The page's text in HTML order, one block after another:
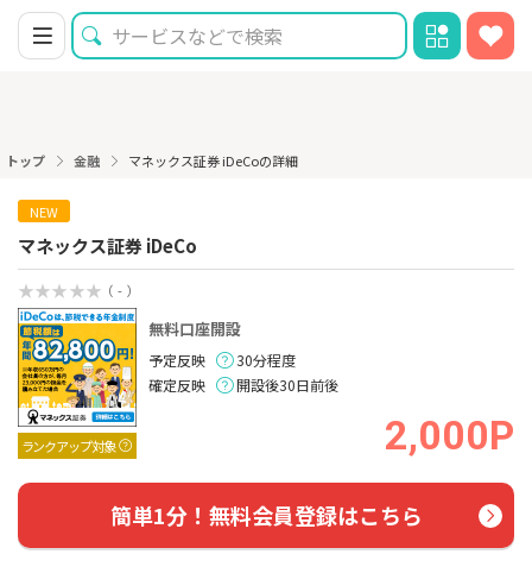
トップ 金融 マネックス証券 iDeCoの詳細
NEW
マネックス証券 iDeCo
（ - ）
ランクアップ対象
無料口座開設
予定反映
30分程度
確定反映
開設後30日前後
2,000P
簡単1分！無料会員登録はこちら